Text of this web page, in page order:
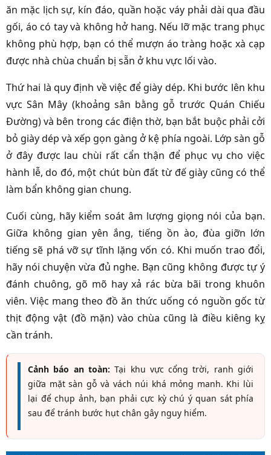
ăn mặc lịch sự, kín đáo, quần hoặc váy phải dài qua đầu
gối, áo có tay và không hở hang. Nếu lỡ mặc trang phục
không phù hợp, bạn có thể mượn áo tràng hoặc xà cạp
được nhà chùa chuẩn bị sẵn ở khu vực lối vào.
Thứ hai là quy định về việc để giày dép. Khi bước lên khu
vực Sân Mây (khoảng sân bằng gỗ trước Quán Chiếu
Đường) và bên trong các điện thờ, bạn bắt buộc phải cởi
bỏ giày dép và xếp gọn gàng ở kệ phía ngoài. Lớp sàn gỗ
ở đây được lau chùi rất cẩn thận để phục vụ cho việc
hành lễ, do đó, một chút bùn đất từ đế giày cũng có thể
làm bẩn không gian chung.
Cuối cùng, hãy kiểm soát âm lượng giọng nói của bạn.
Giữa không gian yên ắng, tiếng ồn ào, đùa giỡn lớn
tiếng sẽ phá vỡ sự tĩnh lặng vốn có. Khi muốn trao đổi,
hãy nói chuyện vừa đủ nghe. Bạn cũng không được tự ý
đánh chuông, gõ mõ hay xả rác bừa bãi trong khuôn
viên. Việc mang theo đồ ăn thức uống có nguồn gốc từ
thịt động vật (đồ mặn) vào chùa cũng là điều kiêng kỵ
cần tránh.
Cảnh báo an toàn: Tại khu vực cổng trời, ranh giới
giữa mặt sàn gỗ và vách núi khá mỏng manh. Khi lùi
lại để chụp ảnh, bạn phải cực kỳ chú ý quan sát phía
sau để tránh bước hụt chân gây nguy hiểm.